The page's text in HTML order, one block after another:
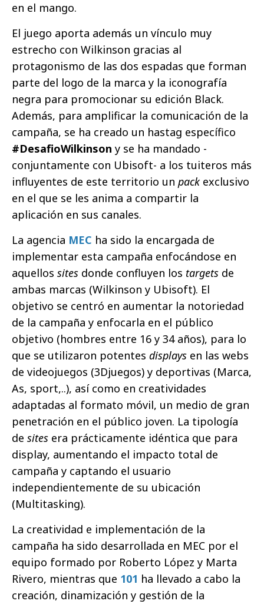
en el mango.
El juego aporta además un vínculo muy
estrecho con Wilkinson gracias al
protagonismo de las dos espadas que forman
parte del logo de la marca y la iconografía
negra para promocionar su edición Black.
Además, para amplificar la comunicación de la
campaña, se ha creado un hastag específico
#DesafioWilkinson y se ha mandado -
conjuntamente con Ubisoft- a los tuiteros más
influyentes de este territorio un packexclusivo
en el que se les anima a compartir la
aplicación en sus canales.
La agencia MEC ha sido la encargada de
implementar esta campaña enfocándose en
aquellos sites donde confluyen los targets de
ambas marcas (Wilkinson y Ubisoft). El
objetivo se centró en aumentar la notoriedad
de la campaña y enfocarla en el público
objetivo (hombres entre 16 y 34 años), para lo
que se utilizaron potentes displays en las webs
de videojuegos (3Djuegos) y deportivas (Marca,
As, sport,..), así como en creatividades
adaptadas al formato móvil, un medio de gran
penetración en el público joven. La tipología
de sites era prácticamente idéntica que para
display, aumentando el impacto total de
campaña y captando el usuario
independientemente de su ubicación
(Multitasking).
La creatividad e implementación de la
campaña ha sido desarrollada en MEC por el
equipo formado por Roberto López y Marta
Rivero, mientras que 101 ha llevado a cabo la
creación, dinamización y gestión de la